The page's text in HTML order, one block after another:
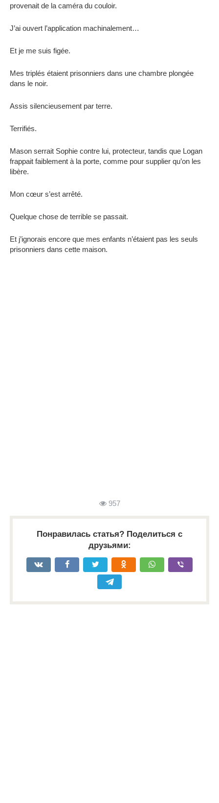
provenait de la caméra du couloir.
J’ai ouvert l’application machinalement…
Et je me suis figée.
Mes triplés étaient prisonniers dans une chambre plongée
dans le noir.
Assis silencieusement par terre.
Terrifiés.
Mason serrait Sophie contre lui, protecteur, tandis que Logan
frappait faiblement à la porte, comme pour supplier qu’on les
libère.
Mon cœur s’est arrêté.
Quelque chose de terrible se passait.
Et j’ignorais encore que mes enfants n’étaient pas les seuls
prisonniers dans cette maison.
957
Понравилась статья? Поделиться с
друзьями: